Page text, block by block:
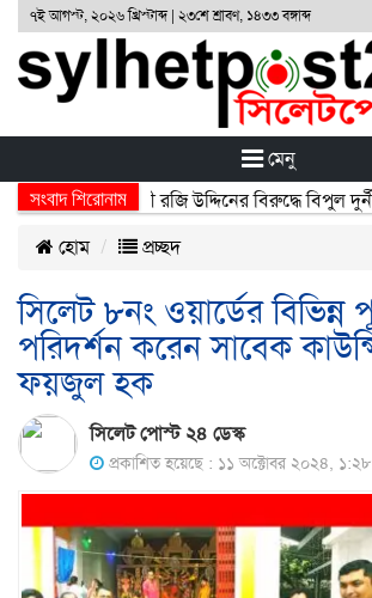
৭ই আগস্ট, ২০২৬ খ্রিস্টাব্দ | ২৩শে শ্রাবণ, ১৪৩৩ বঙ্গাব্দ
মেনু
সংবাদ শিরোনাম
নির্বাহী প্রকৌশলী রজি উদ্দিনের বিরুদ্ধে বিপুল
হোম
প্রচ্ছদ
সিলেট ৮নং ওয়ার্ডের
পরিদর্শন করেন সাবেক
ফয়জুল হক
সিলেট পোস্ট ২৪ ডেস্ক
প্রকাশিত হয়েছে : ১১ অক্টোবর ২০২৪, ১:২৮